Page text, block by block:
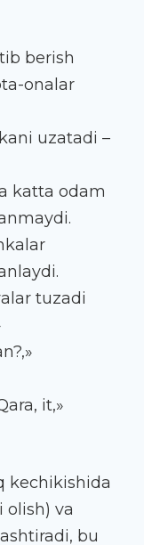
berish
onalar
uzatadi –
katta odam
tuzadi
it,»
kechikishida
olish) va
bu